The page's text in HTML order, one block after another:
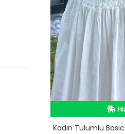
Kadın Tulumlu